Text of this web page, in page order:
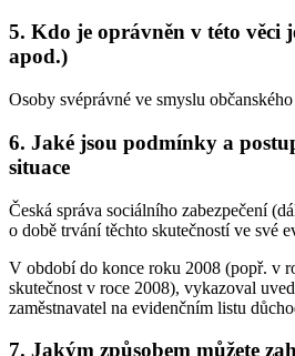
5. Kdo je oprávněn v této věci
apod.)
Osoby svéprávné ve smyslu
6. Jaké jsou podmínky a
situace
Česká správa sociálního zabezpečení
o době trvání těchto skutečností ve své
V období do konce roku 2008 (popř. v
skutečnost v roce 2008), vykazoval
zaměstnavatel na evidenčním listu
7. Jakým způsobem můžete